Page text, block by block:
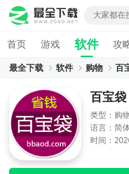
首页 游戏 软件 攻
最全下载 软件 购物 百
百宝袋
类型：购
语言：简
时间：